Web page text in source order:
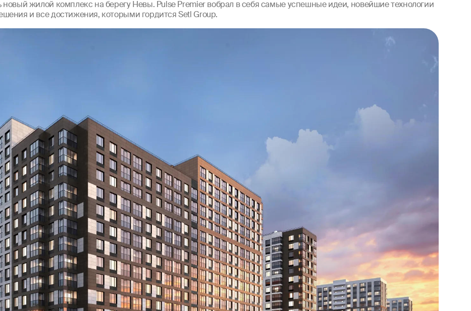
жилой комплекс на берегу Невы. Pulse Premier вобрал в себя самые успешные идеи, новейшие технологии
и все достижения, которыми гордится Setl Group.